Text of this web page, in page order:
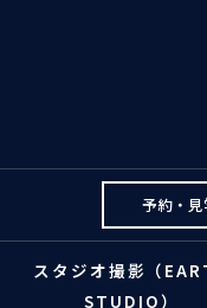
予約・見
スタジオ撮影（
STUDIO）